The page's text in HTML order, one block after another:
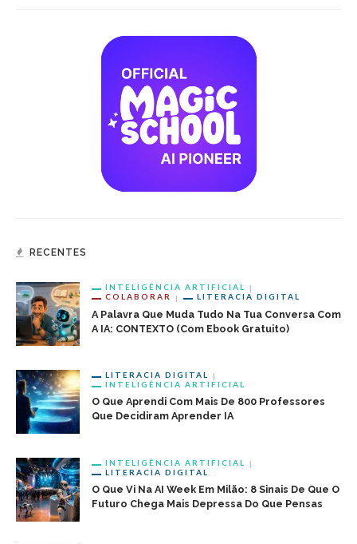
RECENTES
INTELIGÊNCIA ARTIFICIAL
COLABORAR
LITERACIA DIGITAL
A Palavra Que Muda Tudo Na Tua Conversa Com
A IA: CONTEXTO (com Ebook Gratuito)
LITERACIA DIGITAL
INTELIGÊNCIA ARTIFICIAL
O Que Aprendi Com Mais De 800 Professores
Que Decidiram Aprender IA
INTELIGÊNCIA ARTIFICIAL
LITERACIA DIGITAL
O Que Vi Na AI Week Em Milão: 8 Sinais De Que O
Futuro Chega Mais Depressa Do Que Pensas